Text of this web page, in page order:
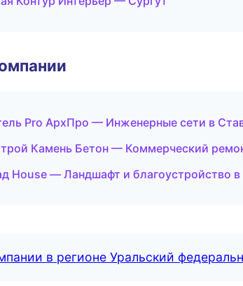
Pro АрхПро — Инженерные сети в
Камень Бетон — Коммерческий
House — Ландшафт и благоустройство в
в регионе Уральский